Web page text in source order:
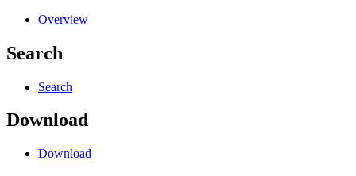
Overview
Search
Search
Download
Download